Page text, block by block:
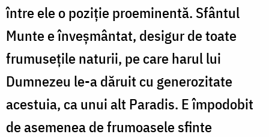
între ele o poziție proeminentă. Sfântul
Munte e înveșmântat, desigur de toate
frumusețile naturii, pe care harul lui
Dumnezeu le-a dăruit cu generozitate
acestuia, ca unui alt Paradis. E împodobit
de asemenea de frumoasele sfinte